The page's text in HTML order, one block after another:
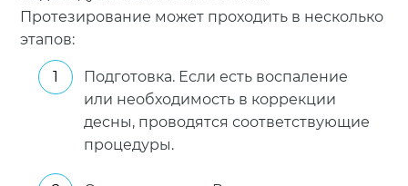
Протезирование может проходить в несколько
этапов:
Подготовка. Если есть воспаление
или необходимость в коррекции
десны, проводятся соответствующие
процедуры.